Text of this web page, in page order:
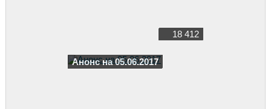
18 412
Анонс на 05.06.2017